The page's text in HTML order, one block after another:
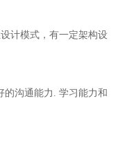
计模式，有一定架构设
的沟通能力. 学习能力和